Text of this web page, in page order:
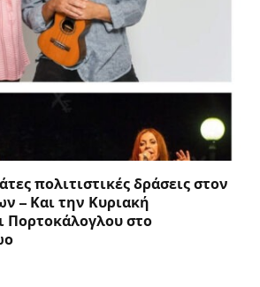
πολιτιστικές δράσεις στον
– Και την Κυριακή
Πορτοκάλογλου στο